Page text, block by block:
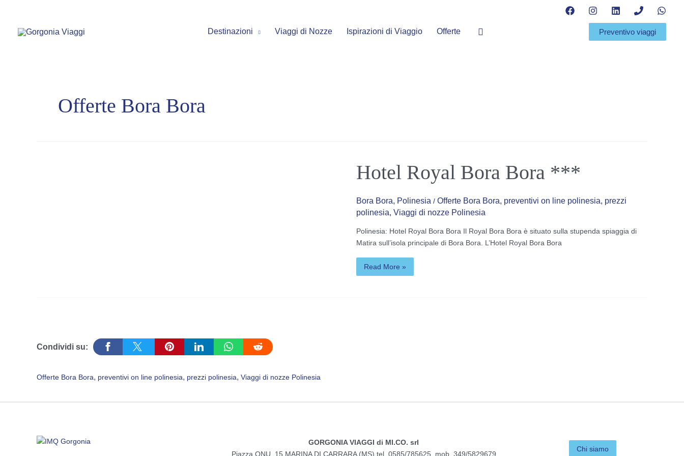
contenuto
Destinazioni Viaggi di Nozze Ispirazioni di Viaggio Offerte Cerca Preventivo viaggi
Offerte Bora Bora
Hotel Royal Bora Bora ***
Bora Bora, Polinesia / Offerte Bora Bora, preventivi on line polinesia, prezzi
polinesia, Viaggi di nozze Polinesia
Polinesia: Hotel Royal Bora Bora Il Royal Bora Bora è situato sulla stupenda spiaggia di
Matira sull’isola principale di Bora Bora. L’Hotel Royal Bora Bora
Royal
Bora
Read More »
Condividi su:
Offerte Bora Bora, preventivi on line polinesia, prezzi polinesia, Viaggi di nozze Polinesia
GORGONIA VIAGGI di MI.CO. srl
Piazza ONU, 15 MARINA DI CARRARA (MS) tel. 0585/785625 mob. 349/5829679
Chi siamo